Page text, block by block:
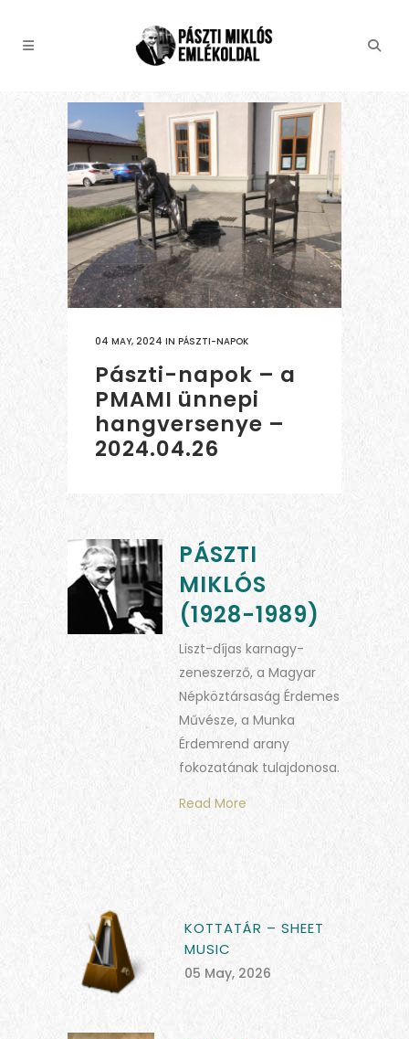
04 MAY, 2024 IN PÁSZTI-NAPOK
Pászti-napok – a
PMAMI ünnepi
hangversenye –
2024.04.26
PÁSZTI
MIKLÓS
(1928-1989)
Liszt-díjas karnagy-
zeneszerző, a Magyar
Népköztársaság Érdemes
Művésze, a Munka
Érdemrend arany
fokozatának tulajdonosa.
Read More
KOTTATÁR – SHEET
MUSIC
05 May, 2026